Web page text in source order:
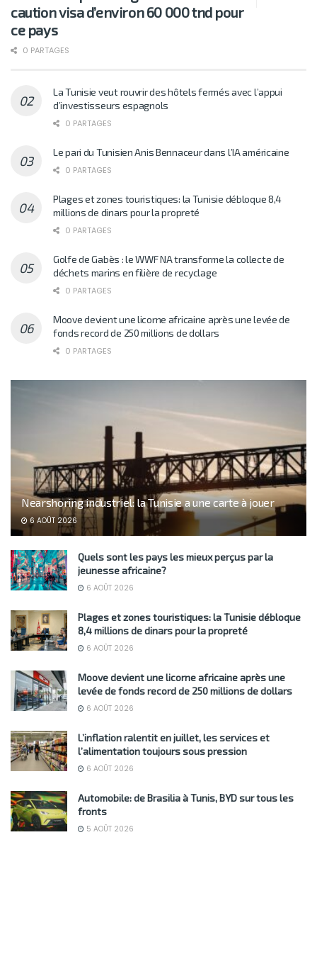
caution visa d’environ 60 000 tnd pour
ce pays
0 PARTAGES
La Tunisie veut rouvrir des hôtels fermés avec l’appui
d’investisseurs espagnols
0 PARTAGES
Le pari du Tunisien Anis Bennaceur dans l’IA américaine
0 PARTAGES
Plages et zones touristiques: la Tunisie débloque 8,4
millions de dinars pour la propreté
0 PARTAGES
Golfe de Gabès : le WWF NA transforme la collecte de
déchets marins en filière de recyclage
0 PARTAGES
Moove devient une licorne africaine après une levée de
fonds record de 250 millions de dollars
0 PARTAGES
Nearshoring industriel: la Tunisie a une carte à jouer
6 AOÛT 2026
Quels sont les pays les mieux perçus par la
jeunesse africaine?
6 AOÛT 2026
Plages et zones touristiques: la Tunisie débloque
8,4 millions de dinars pour la propreté
6 AOÛT 2026
Moove devient une licorne africaine après une
levée de fonds record de 250 millions de dollars
6 AOÛT 2026
L’inflation ralentit en juillet, les services et
l’alimentation toujours sous pression
6 AOÛT 2026
Automobile: de Brasilia à Tunis, BYD sur tous les
fronts
5 AOÛT 2026